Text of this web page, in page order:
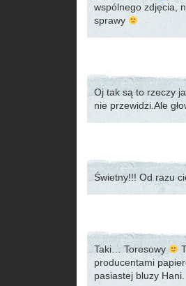
wspólnego zdjęcia,
sprawy
Oj tak są to rzeczy
nie przewidzi.Ale
Świetny!!! Od razu
Taki… Toresowy
producentami
pasiastej bluzy Hani.